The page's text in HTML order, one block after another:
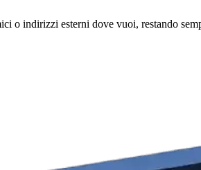
o indirizzi esterni dove vuoi, restando